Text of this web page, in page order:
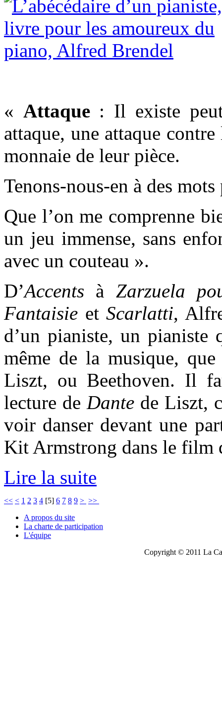
« Attaque : Il existe
attaque, une attaque
monnaie de leur pièce.
Tenons-nous-en à des
Que l’on me comprenne
un jeu immense, sans
avec un couteau ».
D’Accents à Zarzuela
Fantaisie etScarlatti,
d’un pianiste, un pianiste
même de la musique,
Liszt, ou Beethoven. Il
lecture de Dante de Liszt,
voir danser devant une
Kit Armstrong dans le
Lire la suite
<< < 1 2 3 4 [5] 6 7 8 9 > >>
A propos du site
La charte de participation
L'équipe
Copyright © 2011 La